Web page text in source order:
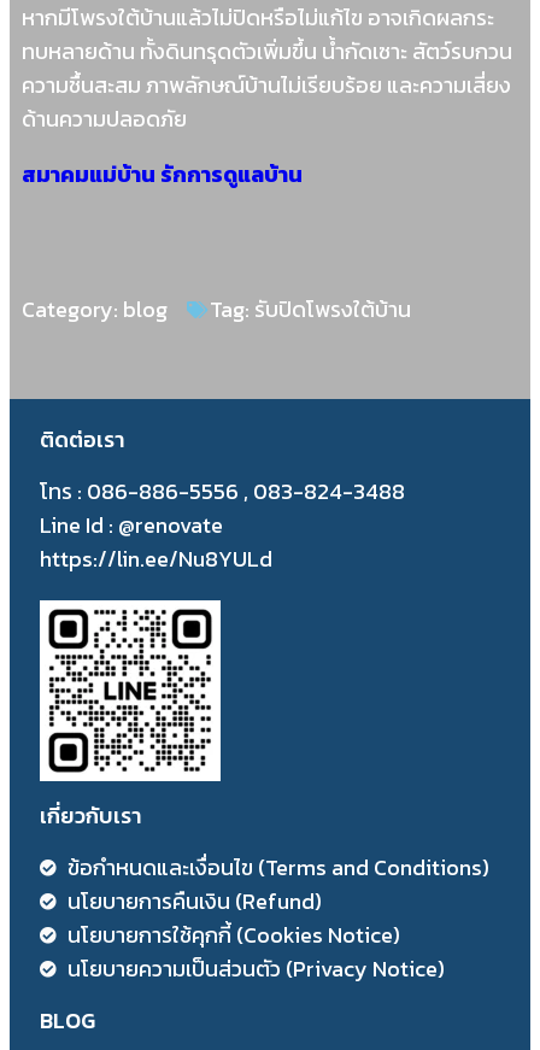
หากมีโพรงใต้บ้านแล้วไม่ปิดหรือไม่แก้ไข อาจเกิดผลกระ
ทบหลายด้าน ทั้งดินทรุดตัวเพิ่มขึ้น น้ำกัดเซาะ สัตว์รบกวน
ความชื้นสะสม ภาพลักษณ์บ้านไม่เรียบร้อย และความเสี่ยง
ด้านความปลอดภัย
สมาคมแม่บ้าน รักการดูแลบ้าน
Category: blog Tag: รับปิดโพรงใต้บ้าน
ติดต่อเรา
โทร : 086-886-5556 , 083-824-3488
Line Id : @renovate
https://lin.ee/Nu8YULd
เกี่ยวกับเรา
ข้อกำหนดและเงื่อนไข (Terms and Conditions)
นโยบายการคืนเงิน (Refund)
นโยบายการใช้คุกกี้ (Cookies Notice)
นโยบายความเป็นส่วนตัว (Privacy Notice)
BLOG